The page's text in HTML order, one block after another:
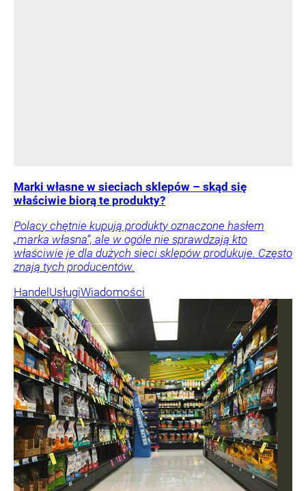
Marki własne w sieciach sklepów – skąd się
właściwie biorą te produkty?
Polacy chętnie kupują produkty oznaczone hasłem
„marka własna”, ale w ogóle nie sprawdzają kto
właściwie je dla dużych sieci sklepów produkuje. Często
znają tych producentów.
Handel UsługiWiadomości